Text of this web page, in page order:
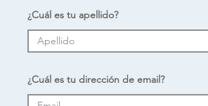
¿Cuál es tu apellido?
¿Cuál es tu dirección de email?